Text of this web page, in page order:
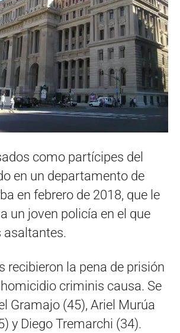
como partícipes del
en un departamento de
en febrero de 2018, que le
un joven policía en el que
asaltantes.
recibieron la pena de prisión
criminis causa. Se
Gramajo (45), Ariel Murúa
y Diego Tremarchi (34).